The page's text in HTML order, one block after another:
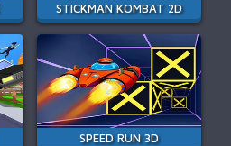
STICKMAN KOMBAT 2D
SPEED RUN 3D